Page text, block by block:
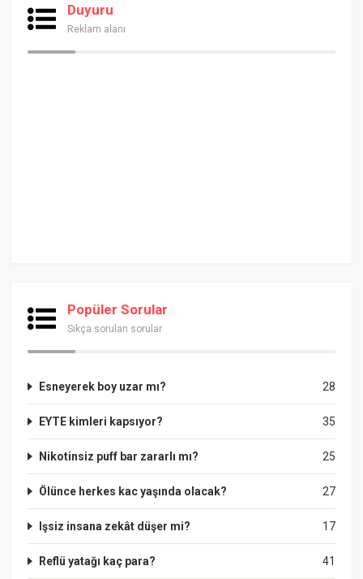
Duyuru
Reklam alanı
Popüler Sorular
Sıkça sorulan sorular
28
Esneyerek boy uzar mı?
35
EYTE kimleri kapsıyor?
25
Nikotinsiz puff bar zararlı mı?
27
Ölünce herkes kac yaşında olacak?
17
Işsiz insana zekât düşer mi?
41
Reflü yatağı kaç para?